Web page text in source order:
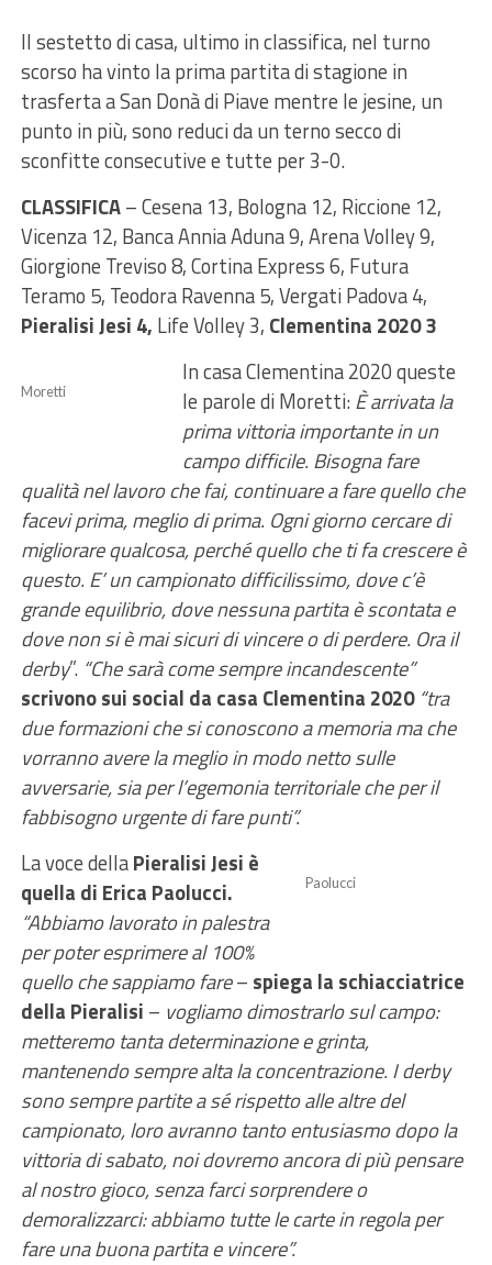
Il sestetto di casa, ultimo in classifica, nel turno
scorso ha vinto la prima partita di stagione in
trasferta a San Donà di Piave mentre le jesine, un
punto in più, sono reduci da un terno secco di
sconfitte consecutive e tutte per 3-0.
CLASSIFICA– Cesena 13, Bologna 12, Riccione 12,
Vicenza 12, Banca Annia Aduna 9, Arena Volley 9,
Giorgione Treviso 8, Cortina Express 6, Futura
Teramo 5, Teodora Ravenna 5, Vergati Padova 4,
Pieralisi Jesi 4, Life Volley 3, Clementina 2020 3
Moretti
In casa Clementina 2020 queste
le parole di Moretti:Èarrivata la
prima vittoria importante in un
campo difficile. Bisogna fare
qualità nel lavoro che fai, continuare a fare quello che
facevi prima, meglio di prima. Ogni giorno cercare di
migliorare qualcosa,perchéquello che ti fa crescereè
questo. E’ un campionato difficilissimo, dove c’è
grande equilibrio, dove nessuna partita è scontata e
dove non si èmai sicuridi vincere o di perdere. Ora il
derby”. “Che sarà come sempre incandescente”
scrivono sui social da casa Clementina 2020 “tra
due formazioni che si conoscono a memoria ma che
vorranno avere la meglio in modo netto sulle
avversarie, sia per l’egemonia territoriale che per il
fabbisogno urgente di fare punti”.
Paolucci
La voce dellaPieralisi Jesi è
quella di Erica Paolucci.
“Abbiamo lavorato in palestra
per poter esprimere al 100%
quello che sappiamo fare– spiega la schiacciatrice
della Pieralisi – vogliamo dimostrarlo sul campo:
metteremo tanta determinazione e grinta,
mantenendo sempre alta la concentrazione. I derby
sono sempre partite a sé rispetto alle altre del
campionato, loro avranno tanto entusiasmo dopo la
vittoria di sabato, noi dovremo ancora di più pensare
al nostro gioco, senza farci sorprendere o
demoralizzarci: abbiamo tutte le carte in regola per
fare una buona partita e vincere”.